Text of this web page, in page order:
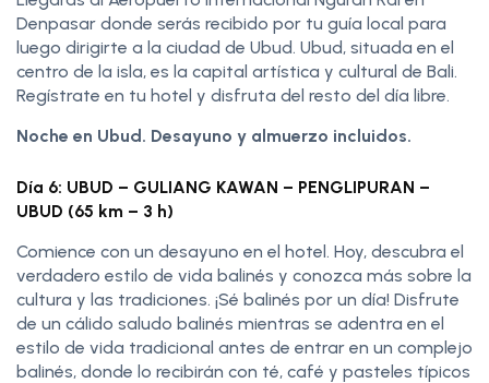
Denpasar donde serás recibido por tu guía local para
luego dirigirte a la ciudad de Ubud. Ubud, situada en el
centro de la isla, es la capital artística y cultural de Bali.
Regístrate en tu hotel y disfruta del resto del día libre.
Noche en Ubud. Desayuno y almuerzo incluidos.
Día 6: UBUD – GULIANG KAWAN – PENGLIPURAN –
UBUD (65 km – 3 h)
Comience con un desayuno en el hotel. Hoy, descubra el
verdadero estilo de vida balinés y conozca más sobre la
cultura y las tradiciones. ¡Sé balinés por un día! Disfrute
de un cálido saludo balinés mientras se adentra en el
estilo de vida tradicional antes de entrar en un complejo
balinés, donde lo recibirán con té, café y pasteles típicos